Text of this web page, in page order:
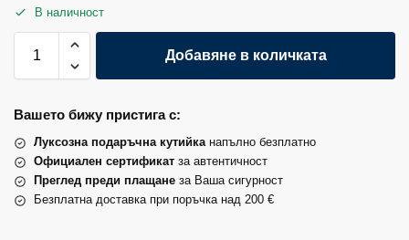
В наличност
Добавяне в количката
Вашето бижу пристига с:
Луксозна подаръчна кутийканапълно безплатно
Официален сертификат за автентичност
Преглед преди плащане за Ваша сигурност
Безплатна доставка при поръчка над 200 €